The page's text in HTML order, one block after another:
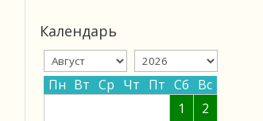
Календарь
Пн Вт Ср Чт Пт Сб Вс
1
2